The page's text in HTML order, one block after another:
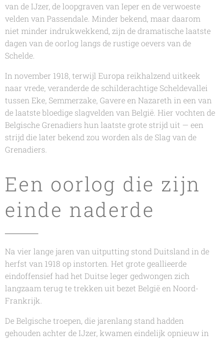
van de IJzer, de loopgraven van Ieper en de verwoeste
velden van Passendale. Minder bekend, maar daarom
niet minder indrukwekkend, zijn de dramatische laatste
dagen van de oorlog langs de rustige oevers van de
Schelde.
In november 1918, terwijl Europa reikhalzend uitkeek
naar vrede, veranderde de schilderachtige Scheldevallei
tussen Eke, Semmerzake, Gavere en Nazareth in een van
de laatste bloedige slagvelden van België. Hier vochten de
Belgische Grenadiers hun laatste grote strijd uit — een
strijd die later bekend zou worden als de Slag van de
Grenadiers.
Een oorlog die zijn
einde naderde
Na vier lange jaren van uitputting stond Duitsland in de
herfst van 1918 op instorten. Het grote geallieerde
eindoffensief had het Duitse leger gedwongen zich
langzaam terug te trekken uit bezet België en Noord-
Frankrijk.
De Belgische troepen, die jarenlang stand hadden
gehouden achter de IJzer, kwamen eindelijk opnieuw in